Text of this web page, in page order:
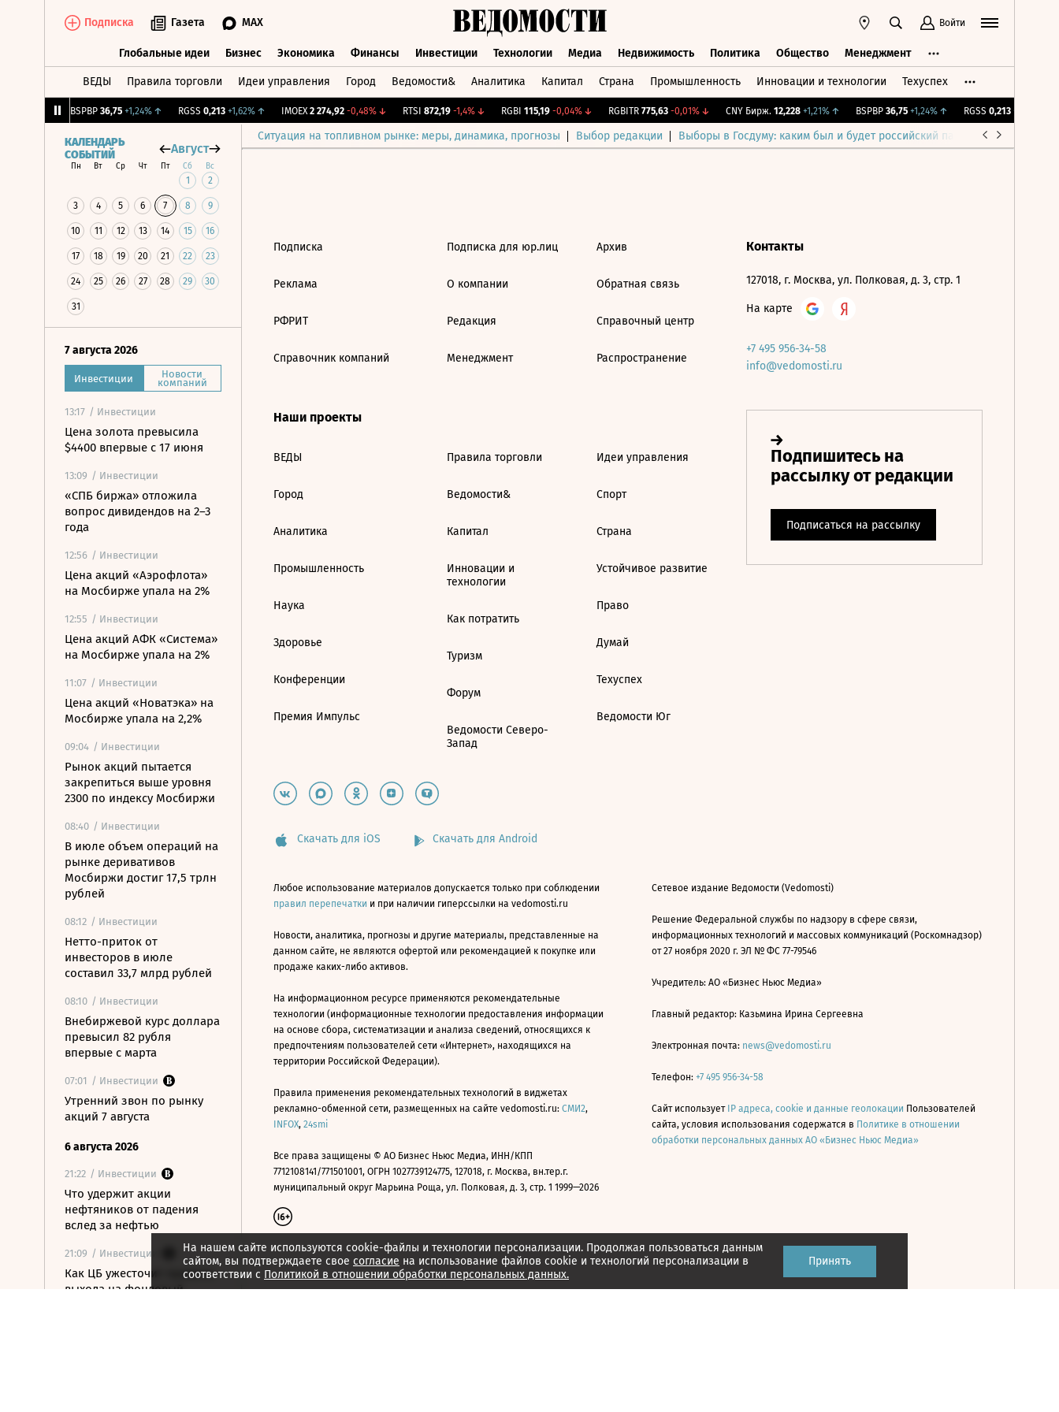
Подписка Газета MAX Войти
Глобальные идеи Бизнес Экономика Финансы Инвестиции Технологии Медиа Недвижимость Политика Общество Менеджмент
ВЕДЫ Правила торговли Идеи управления Город Ведомости& Аналитика Капитал Страна Промышленность Инновации и технологии Техуспех
BSPBP 36,75 +1,24%↑ RGSS 0,213 +1,62%↑ IMOEX 2 274,92 -0,48%↓ RTSI 872,19 -1,4%↓ RGBI 115,19 -0,04%↓ RGBITR 775,63 -0,01%↓ CNY Бирж. 12,228 +1,21%↑ BSPBP 36,75 +1,24%↑ RGSS 0,213 +1,62%
Ситуация на топливном рынке: меры, динамика, прогнозы Выбор редакции Выборы в Госдуму: каким был и будет российский парламент
КАЛЕНДАРЬ
СОБЫТИЙ
Август
Пн Вт Ср Чт Пт Сб Вс
1 2
3 4 5 6 7 8 9
10 11 12 13 14 15 16
17 18 19 20 21 22 23
24 25 26 27 28 29 30
31
7 августа 2026
Инвестиции Новости
компаний
13:17 / Инвестиции
Цена золота превысила
$4400 впервые с 17 июня
13:09 / Инвестиции
«СПБ биржа» отложила
вопрос дивидендов на 2–3
года
12:56 / Инвестиции
Цена акций «Аэрофлота»
на Мосбирже упала на 2%
12:55 / Инвестиции
Цена акций АФК «Система»
на Мосбирже упала на 2%
11:07 / Инвестиции
Цена акций «Новатэка» на
Мосбирже упала на 2,2%
09:04 / Инвестиции
Рынок акций пытается
закрепиться выше уровня
2300 по индексу Мосбиржи
08:40 / Инвестиции
В июле объем операций на
рынке деривативов
Мосбиржи достиг 17,5 трлн
рублей
08:12 / Инвестиции
Нетто-приток от
инвесторов в июле
составил 33,7 млрд рублей
08:10 / Инвестиции
Внебиржевой курс доллара
превысил 82 рубля
впервые с марта
07:01 / Инвестиции
Утренний звон по рынку
акций 7 августа
6 августа 2026
21:22 / Инвестиции
Что удержит акции
нефтяников от падения
вслед за нефтью
21:09 / Инвестиции
Как ЦБ ужесточит правила
выхода на фондовый
На нашем сайте используются cookie-файлы и технологии персонализации. Продолжая пользоваться данным
сайтом, вы подтверждаете свое согласие на использование файлов cookie и технологий персонализации в
соответствии с Политикой в отношении обработки персональных данных.
Принять
Подписка
Реклама
РФРИТ
Справочник компаний
Подписка для юр.лиц
О компании
Редакция
Менеджмент
Архив
Обратная связь
Справочный центр
Распространение
Наши проекты
ВЕДЫ
Город
Аналитика
Промышленность
Наука
Здоровье
Конференции
Премия Импульс
Правила торговли
Ведомости&
Капитал
Инновации и
технологии
Как потратить
Туризм
Форум
Ведомости Северо-
Запад
Идеи управления
Спорт
Страна
Устойчивое развитие
Право
Думай
Техуспех
Ведомости Юг
Контакты
127018, г. Москва, ул. Полковая, д. 3, стр. 1
На карте
+7 495 956-34-58
info@vedomosti.ru
Скачать для iOS Скачать для Android
Любое использование материалов допускается только при соблюдении
правил перепечатки и при наличии гиперссылки на vedomosti.ru
Новости, аналитика, прогнозы и другие материалы, представленные на
данном сайте, не являются офертой или рекомендацией к покупке или
продаже каких-либо активов.
На информационном ресурсе применяются рекомендательные
технологии (информационные технологии предоставления информации
на основе сбора, систематизации и анализа сведений, относящихся к
предпочтениям пользователей сети «Интернет», находящихся на
территории Российской Федерации).
Правила применения рекомендательных технологий в виджетах
рекламно-обменной сети, размещенных на сайте vedomosti.ru: СМИ2,
INFOX, 24smi
Все права защищены © АО Бизнес Ньюс Медиа, ИНН/КПП
7712108141/771501001, ОГРН 1027739124775, 127018, г. Москва, вн.тер.г.
муниципальный округ Марьина Роща, ул. Полковая, д. 3, стр. 1 1999—2026
Сетевое издание Ведомости (Vedomosti)
Решение Федеральной службы по надзору в сфере связи,
информационных технологий и массовых коммуникаций (Роскомнадзор)
от 27 ноября 2020 г. ЭЛ № ФС 77-79546
Учредитель: АО «Бизнес Ньюс Медиа»
Главный редактор: Казьмина Ирина Сергеевна
Электронная почта: news@vedomosti.ru
Телефон: +7 495 956-34-58
Сайт использует IP адреса, cookie и данные геолокации Пользователей
сайта, условия использования содержатся в Политике в отношении
обработки персональных данных АО «Бизнес Ньюс Медиа»